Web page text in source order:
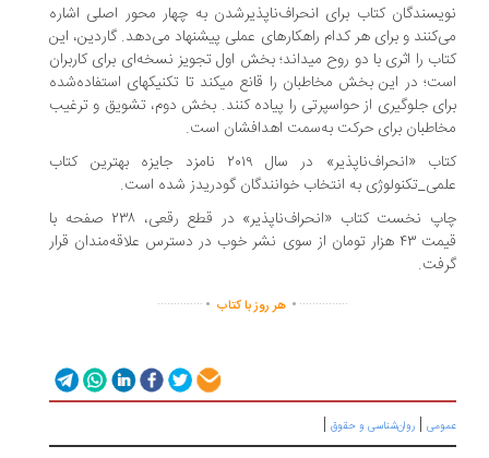
کتاب برای انحراف‌ناپذیرشدن به چهار محور اصلی اشاره
و برای هر کدام راهکارهای عملی پیشنهاد می‌دهد. گاردین، این
کتاب را اثری با دو روح می‎داند؛ بخش اول تجویز نسخه‌ای برای کاربران
است؛ در این بخش مخاطبان را قانع می‎کند تا تکنیک‎های استفاده‌شده
برای جلوگیری از حواس‎پرتی را پیاده کنند. بخش دوم، تشویق و ترغیب
برای حرکت به‌سمت اهدافشان است.
کتاب «انحراف‌ناپذیر» در سال ۲۰۱۹ نامزد جایزه بهترین کتاب
به انتخاب خوانندگان گودریدز شده است.
چاپ نخست کتاب «انحراف‌ناپذیر» در قطع رقعی، ۲۳۸ صفحه با
قیمت ۴۳ هزار تومان از سوی نشر خوب در دسترس علاقه‌مندان قرار
...............
. هر روز با کتاب.
..............
روان‌شناسی و حقوق|